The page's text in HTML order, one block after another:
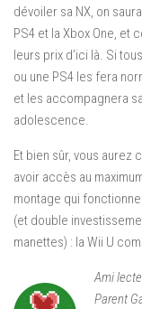
dévoiler sa NX, on
PS4 et la Xbox One, et
leurs prix d’ici là. Si
ou une PS4 les fera
et les accompagnera
adolescence.
Et bien sûr, vous
avoir accès au
montage qui
(et double
manettes) : la Wii U
Ami
Parent